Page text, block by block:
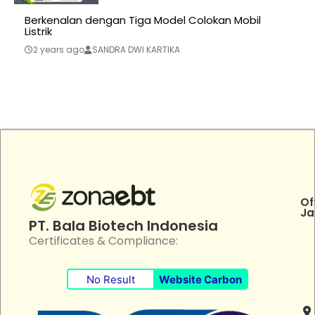
Berkenalan dengan Tiga Model Colokan Mobil
Listrik
2 years ago SANDRA DWI KARTIKA
PT. Bala Biotech Indonesia
Certificates & Compliance:
No Result Website Carbon